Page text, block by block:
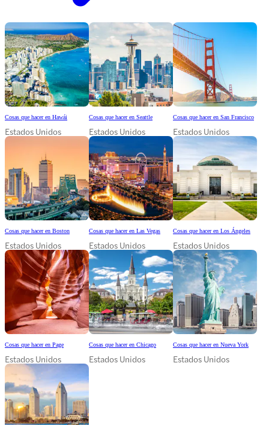
Cosas que hacer en Hawái
Estados Unidos
Cosas que hacer en Seattle
Estados Unidos
Cosas que hacer en San Francisco
Estados Unidos
Cosas que hacer en Boston
Estados Unidos
Cosas que hacer en Las Vegas
Estados Unidos
Cosas que hacer en Los Ángeles
Estados Unidos
Cosas que hacer en Page
Estados Unidos
Cosas que hacer en Chicago
Estados Unidos
Cosas que hacer en Nueva York
Estados Unidos